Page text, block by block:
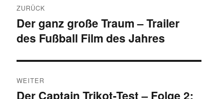
ZURÜCK
Vorheriger
Beitrag:
Der ganz große Traum – Trailer
des Fußball Film des Jahres
WEITER
Nächster
Der Captain Trikot-Test – Folge 2: